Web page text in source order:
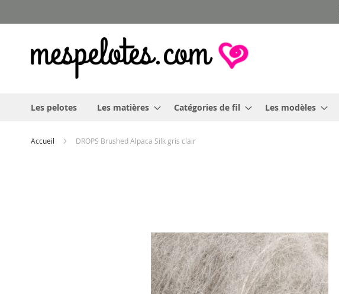
au
Les pelotes Les matières Catégories de fil Les modèles
Accueil DROPS Brushed Alpaca Silk gris clair